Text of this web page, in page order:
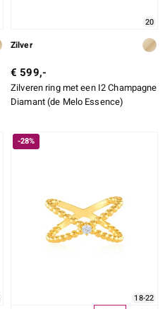
20
Zilver
€ 599,-
Zilveren ring met een I2 Champagne
Diamant (de Melo Essence)
-28%
18-22